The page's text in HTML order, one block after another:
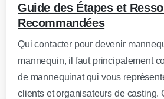
Guide des Étapes et
Recommandées
Qui contacter pour devenir
mannequin, il faut principalement
de mannequinat qui vous
clients et organisateurs de casting.